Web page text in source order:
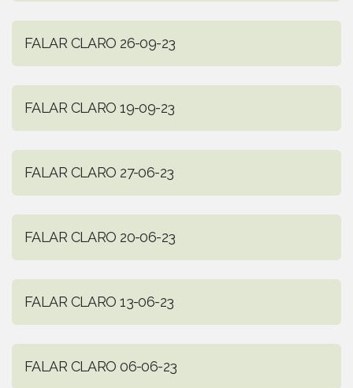
FALAR CLARO 26-09-23
FALAR CLARO 19-09-23
FALAR CLARO 27-06-23
FALAR CLARO 20-06-23
FALAR CLARO 13-06-23
FALAR CLARO 06-06-23